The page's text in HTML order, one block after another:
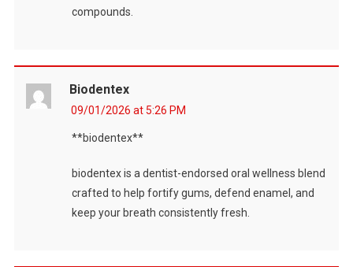
compounds.
Biodentex
09/01/2026 at 5:26 PM
**biodentex**
biodentex is a dentist-endorsed oral wellness blend
crafted to help fortify gums, defend enamel, and
keep your breath consistently fresh.